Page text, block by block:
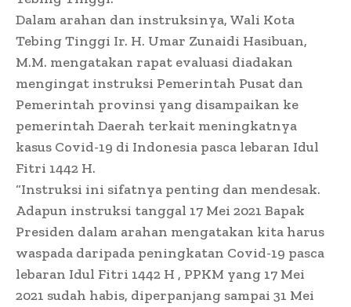
Dalam arahan dan instruksinya, Wali Kota
Tebing Tinggi Ir. H. Umar Zunaidi Hasibuan,
M.M. mengatakan rapat evaluasi diadakan
mengingat instruksi Pemerintah Pusat dan
Pemerintah provinsi yang disampaikan ke
pemerintah Daerah terkait meningkatnya
kasus Covid-19 di Indonesia pasca lebaran Idul
Fitri 1442 H.
“Instruksi ini sifatnya penting dan mendesak.
Adapun instruksi tanggal 17 Mei 2021 Bapak
Presiden dalam arahan mengatakan kita harus
waspada daripada peningkatan Covid-19 pasca
lebaran Idul Fitri 1442 H , PPKM yang 17 Mei
2021 sudah habis, diperpanjang sampai 31 Mei